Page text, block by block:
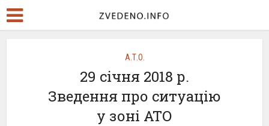
А.Т.О.
29 січня 2018 р.
Зведення про ситуацію
у зоні АТО